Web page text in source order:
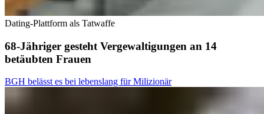
Dating-Plattform als Tatwaffe
68-Jähriger gesteht Vergewaltigungen an 14
betäubten Frauen
BGH belässt es bei lebenslang für Milizionär